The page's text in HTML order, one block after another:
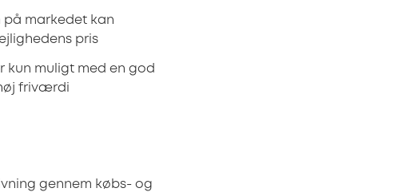
på markedet kan
pris
kun muligt med en god
friværdi
gennem købs- og